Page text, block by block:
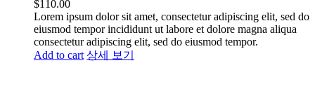
$110.00
Lorem ipsum dolor sit amet, consectetur adipiscing elit, sed do
eiusmod tempor incididunt ut labore et dolore magna aliqua
consectetur adipiscing elit, sed do eiusmod tempor.
Add to cart 상세 보기